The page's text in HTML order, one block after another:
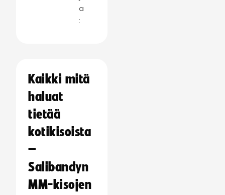
a
:
Kaikki mitä
haluat
tietää
kotikisoista
–
Salibandyn
MM-kisojen